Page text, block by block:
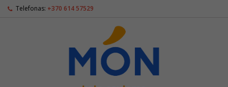
Telefonas: +370 614 57529